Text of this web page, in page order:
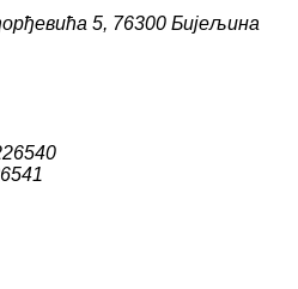
5, 76300 Бијељина